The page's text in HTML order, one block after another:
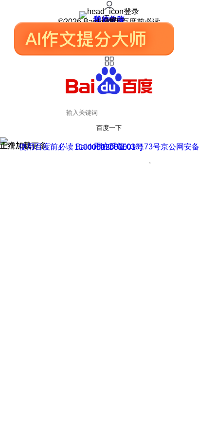
登录
我的关注
我的收藏
皮肤中心
用户反馈
设置
©2026 Baidu 使用百度前必读
百度一下
正在加载
上滑加载更多 用户反馈
使用百度前必读 Baidu 京ICP证030173号
京公网安备11000002000001号